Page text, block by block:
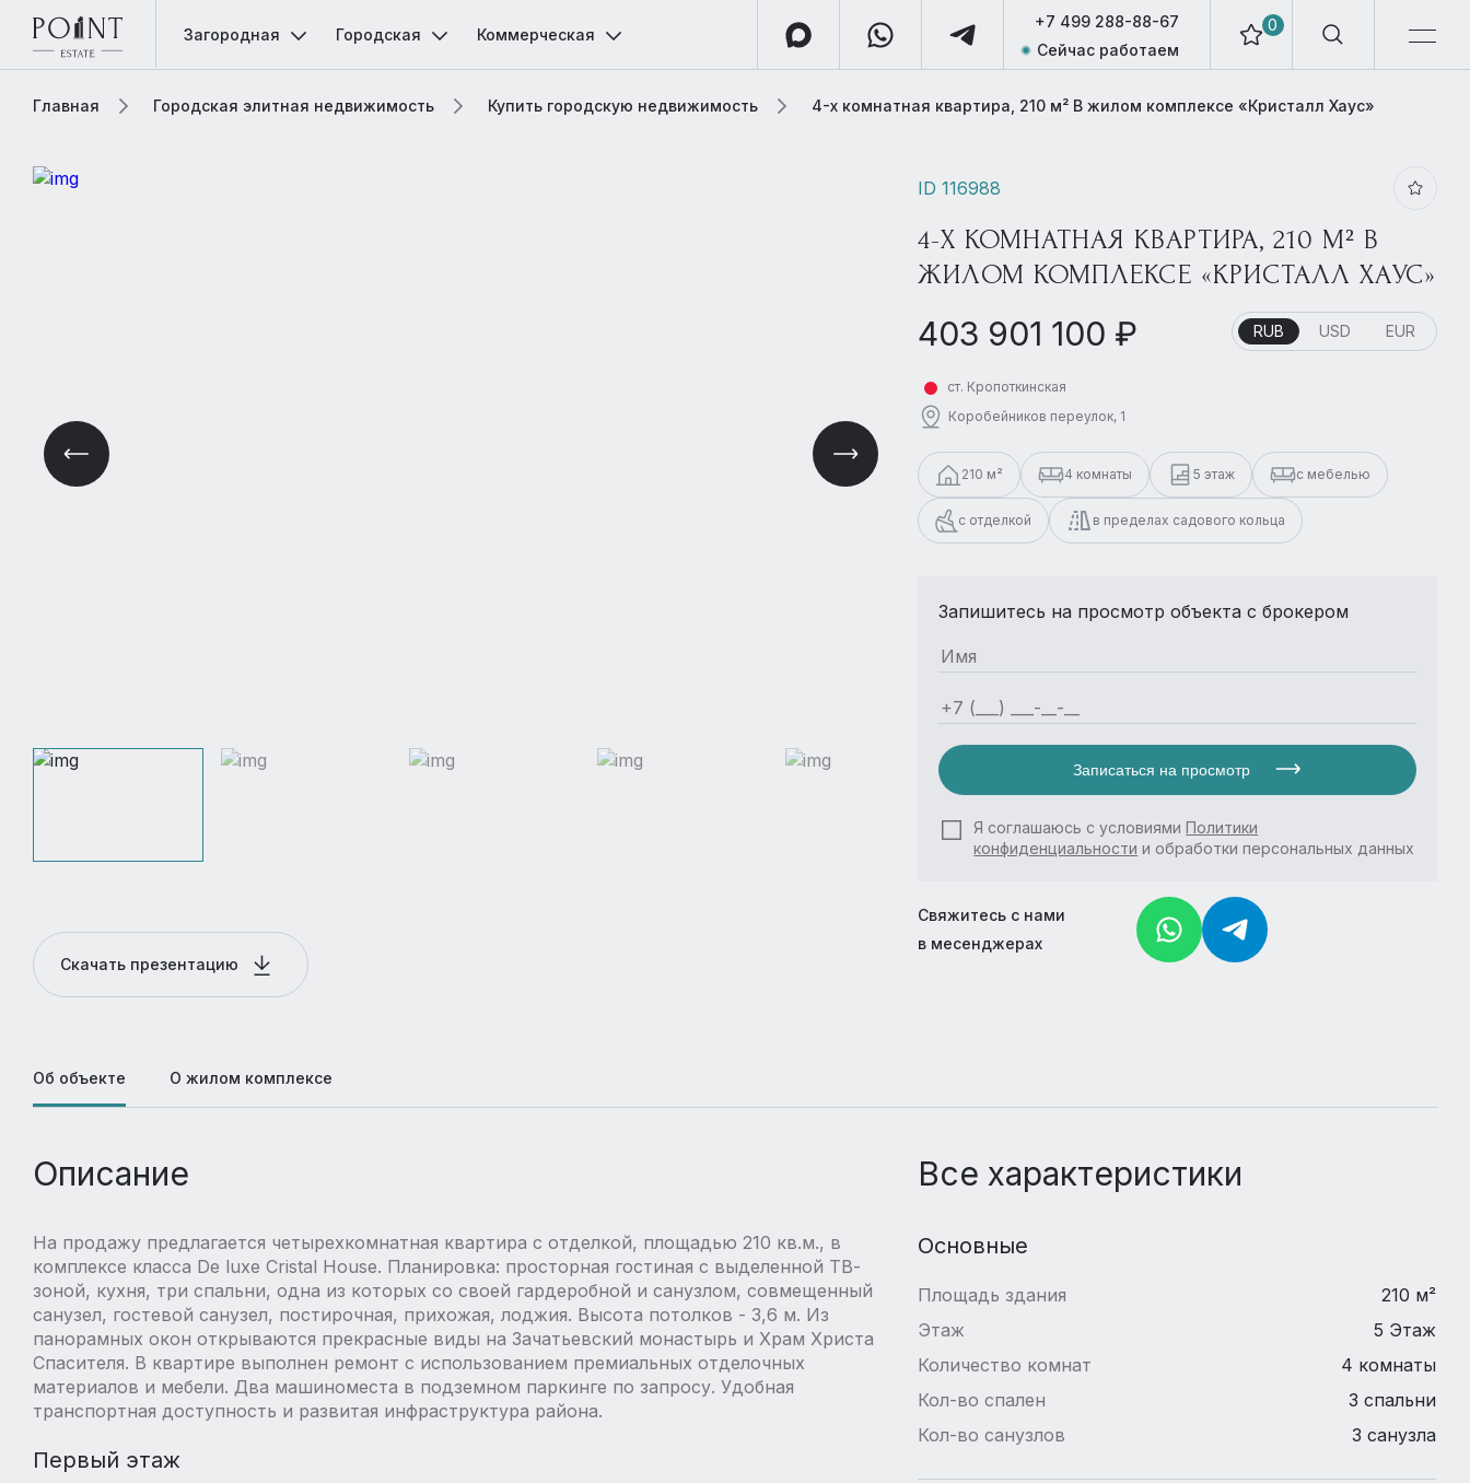
0
+7 499 288-88-67
Сейчас работаем
Загородная Городская Коммерческая
Главная Городская элитная недвижимость Купить городскую недвижимость 4-х комнатная квартира, 210 м² В жилом комплексе «Кристалл Хаус»
Скачать презентацию
ID 116988
4-Х КОМНАТНАЯ КВАРТИРА, 210 М² В
ЖИЛОМ КОМПЛЕКСЕ «КРИСТАЛЛ ХАУС»
403 901 100 ₽ RUB USD EUR
ст. Кропоткинская
Коробейников переулок, 1
210 м² 4 комнаты 5 этаж с мебелью
с отделкой в пределах садового кольца
Запишитесь на просмотр объекта с брокером
Записаться на просмотр
Я соглашаюсь с условиямиПолитики
конфиденциальности и обработки персональных данных
Свяжитесь с нами
в месенджерах
Об объекте О жилом комплексе
Описание
На продажу предлагается четырехкомнатная квартира с отделкой, площадью 210 кв.м., в
комплексе класса De luxe Cristal House. Планировка: просторная гостиная с выделенной ТВ-
зоной, кухня, три спальни, одна из которых со своей гардеробной и санузлом, совмещенный
санузел, гостевой санузел, постирочная, прихожая, лоджия. Высота потолков - 3,6 м. Из
панорамных окон открываются прекрасные виды на Зачатьевский монастырь и Храм Христа
Спасителя. В квартире выполнен ремонт с использованием премиальных отделочных
материалов и мебели. Два машиноместа в подземном паркинге по запросу. Удобная
транспортная доступность и развитая инфраструктура района.
Первый этаж
Все характеристики
Основные
Площадь здания
210 м²
Этаж
5 Этаж
Количество комнат
4 комнаты
Кол-во спален
3 спальни
Кол-во санузлов
3 санузла